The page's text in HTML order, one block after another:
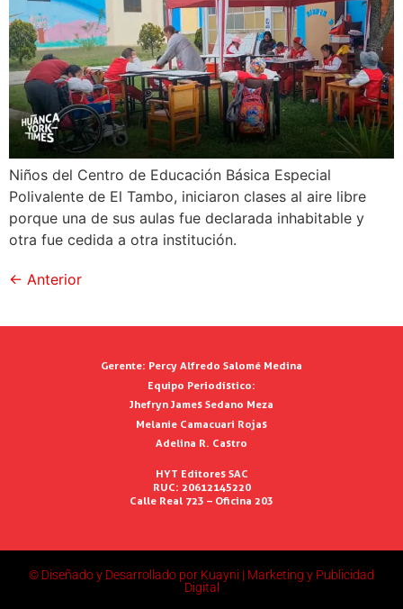
Niños del Centro de Educación Básica Especial
Polivalente de El Tambo, iniciaron clases al aire libre
porque una de sus aulas fue declarada inhabitable y
otra fue cedida a otra institución.
← Anterior
Gerente: Percy Alfredo Salomé Medina
Equipo Periodístico:
Jhefryn James Sedano Meza
Melanie Camacuari Rojas
Adelina R. Castro
HYT Editores SAC
RUC: 20612145220
Calle Real 723 – Oficina 203
© Diseñado y Desarrollado por Kuayni | Marketing y Publicidad
Digital